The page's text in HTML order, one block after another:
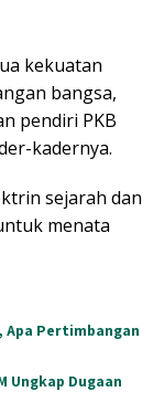
kekuatan
bangsa,
pendiri PKB
kadernya.
sejarah dan
menata
Apa Pertimbangan
Ungkap Dugaan